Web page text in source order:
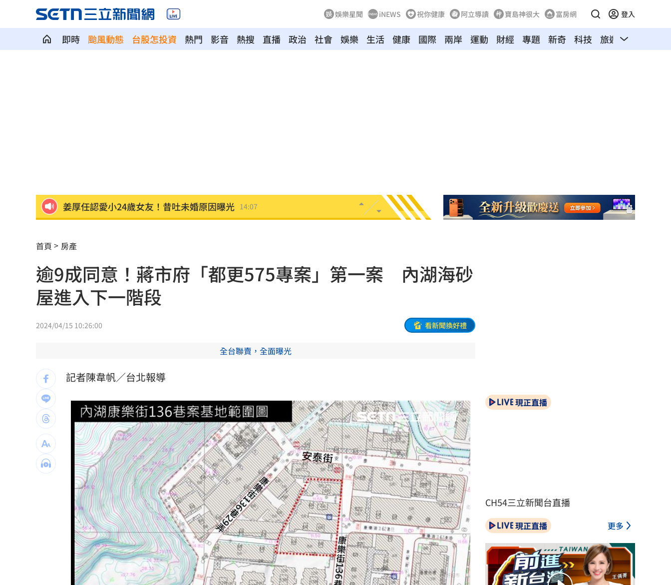
娛樂星聞 iNEWS 祝你健康 阿立導讀 寶島神很大 富房網 登入
即時 颱風動態 台股怎投資 熱門 影音 熱搜 直播 政治 社會 娛樂 生活 健康 國際 兩岸 運動 財經 專題 新奇 科技 旅遊 汽車
姜厚任認愛小24歲女友！昔吐未婚原因曝光 14:07
這些音響動不動就百萬 只有4天快帶爸來聽
又缺蛋？農業部曝「這款蛋」短缺恐調價 14:02
數位時代用眼過度 專家籲當心'認知負荷'
新／大武崙泳客遭離岸流捲外海 搜救中
比較涼？長髮清涼男趴車散熱 住戶嚇報警
今年總預算還沒審完 綠轟立院史上最荒謬 13:53
暑假煮三餐太崩潰 家長曝好市多懶人菜單 13:52
44歲焦糖離開政壇變直播主了 加入原因曝 13:51
百年堂苦茶油苯駢芘超標3倍！產線全停工 13:50
新／「15縣市」大雨特報 一路下到晚上 13:47
收盤／台積電跌40元走弱 大盤收黑214點 13:46
台灣彩券開獎直播中 20:31
LIVE三立+24小時直播 15:27
首頁 房產
逾9成同意！蔣市府「都更575專案」第一案 內湖海砂
屋進入下一階段
2024/04/15 10:26:00 看新聞換好禮
全台聯賣，全面曝光
記者陳韋帆／台北報導
現正直播
CH54三立新聞台直播
現正直播 更多